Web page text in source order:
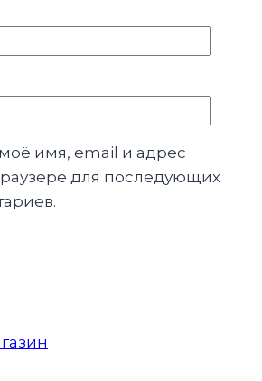
имя, email и адрес
для последующих